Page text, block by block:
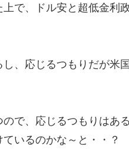
で、ドル安と超低金利
、応じるつもりだが米
で、応じるつもりはあ
いるのかな～と・・？